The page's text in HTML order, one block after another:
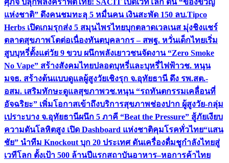
ศุภจี ปลุกพลังคราฟต์ไทย! SACIT เปิดเวทีโลก ดัน “ของขวัญ
แห่งชาติ” ดึงคนชมทะลุ 5 หมื่นคน เงินสะพัด 150 ลบ.Tipco
Herbs เปิดเกมรุกส่ง 5 สมุนไพรไทยบุกตลาดเวลเนส มุ่งชิงแชร์
ตลาดสุขภาพโตต่อเนื่องทันตบุคลากร – สพฐ. หวั่นเด็กไทยเริ่ม
สูบบุหรี่ตั้งแต่วัย 9 ขวบ ผนึกพลังเยาวชนจัดงาน “Zero Smoke
No Vape” สร้างสังคมไทยปลอดบุหรี่และบุหรี่ไฟฟ้าวช. หนุน
มจธ. สร้างต้นแบบดูแลผู้สูงวัยเชิงรุก จ.อุทัยธานี ดึง รพ.สต.-
อสม. เสริมทักษะดูแลสุขภาพวช.หนุน “รถทันตกรรมเคลื่อนที่
อัจฉริยะ” เพิ่มโอกาสเข้าถึงบริการสุขภาพช่องปาก ผู้สูงวัย-กลุ่ม
เปราะบาง จ.อุทัยธานีผนึก 5 ภาคี “Beat the Pressure” สู้ภัยเงียบ
ความดันโลหิตสูง เปิด Dashboard แห่งชาติคุมโรคทั่วไทย“แสน
ชัย” นำทีม Knockout บุก 20 ประเทศ ดันเครื่องดื่มชูกำลังไทยสู่
เวทีโลก ตั้งเป้า 500 ล้านปีแรกสถาบันอาหาร–หอการค้าไทย